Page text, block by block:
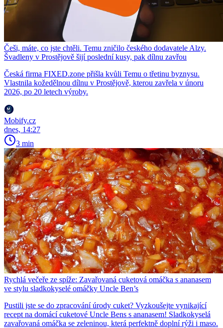
Češi, máte, co jste chtěli. Temu zničilo českého dodavatele Alzy.
Švadleny v Prostějově šijí poslední kusy, pak dílnu zavřou
Česká firma FIXED.zone přišla kvůli Temu o třetinu byznysu.
Vlastnila kožedělnou dílnu v Prostějově, kterou zavřela v únoru
2026, po 20 letech výroby.
Mobify.cz
dnes, 14:27
3 min
Rychlá večeře ze spíže: Zavařovaná cuketová omáčka s ananasem
ve stylu sladkokyselé omáčky Uncle Ben’s
Pustili jste se do zpracování úrody cuket? Vyzkoušejte vynikající
recept na domácí cuketové Uncle Bens s ananasem! Sladkokyselá
zavařovaná omáčka se zeleninou, která perfektně doplní rýži i maso.